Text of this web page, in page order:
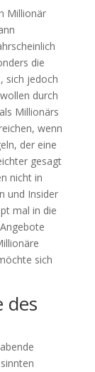
Millionär
die
sich jedoch
durch
Millionärs
wenn
der eine
gesagt
nicht in
und Insider
mal in die
sich
des